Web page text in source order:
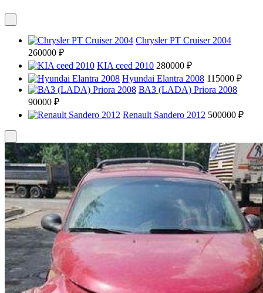
Chrysler PT Cruiser 2004
260000 ₽
KIA ceed 2010 280000 ₽
Hyundai Elantra 2008 115000 ₽
ВАЗ (LADA) Priora 2008
90000 ₽
Renault Sandero 2012 500000 ₽